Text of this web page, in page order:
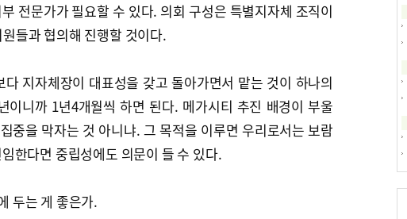
전문가가 필요할 수 있다. 의회 구성은 특별지자체 조직이
들과 협의해 진행할 것이다.
지자체장이 대표성을 갖고 돌아가면서 맡는 것이 하나의
이니까 1년4개월씩 하면 된다. 메가시티 추진 배경이 부울
중을 막자는 것 아니냐. 그 목적을 이루면 우리로서는 보람
한다면 중립성에도 의문이 들 수 있다.
두는 게 좋은가.